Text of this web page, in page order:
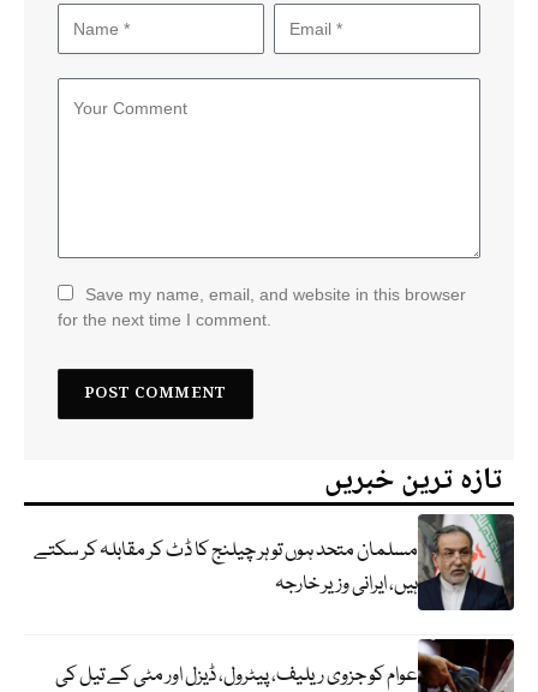
Save my name, email, and website in this browser
for the next time I comment.
تازہ ترین خبریں
مسلمان متحد ہوں تو ہر چیلنج کا ڈٹ کر مقابلہ کر سکتے
ہیں، ایرانی وزیر خارجہ
عوام کو جزوی ریلیف، پیٹرول، ڈیزل اور مٹی کے تیل کی